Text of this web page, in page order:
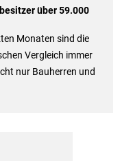
über 59.000
Monaten sind die
Vergleich immer
nur Bauherren und